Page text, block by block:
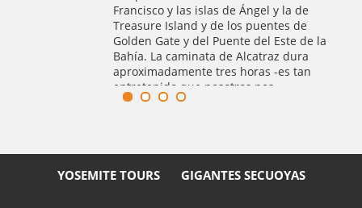
las vistas de la ciudad, luego nos
llevaron al terminal de Alcatraz para
tomar el ferry a la isla. Esta tan bien
organizado el paquete con esta
empresa que te da tiempo de ir a
comer algo antes de subirte al barco.
Puedes comprar en el café cerca del
YOSEMITE TOURS GIGANTES SECUOYAS